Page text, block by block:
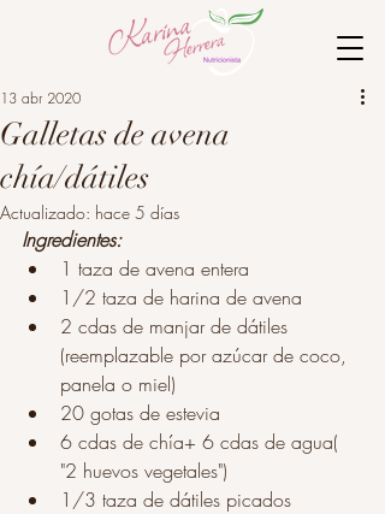
Galletas de avena
chía/dátiles
13 abr 2020
Actualizado: hace 5 días
Ingredientes:
1 taza de avena entera
1/2 taza de harina de avena
2 cdas de manjar de dátiles
(reemplazable por azúcar de coco,
panela o miel)
20 gotas de estevia
6 cdas de chía+ 6 cdas de agua(
"2 huevos vegetales")
1/3 taza de dátiles picados